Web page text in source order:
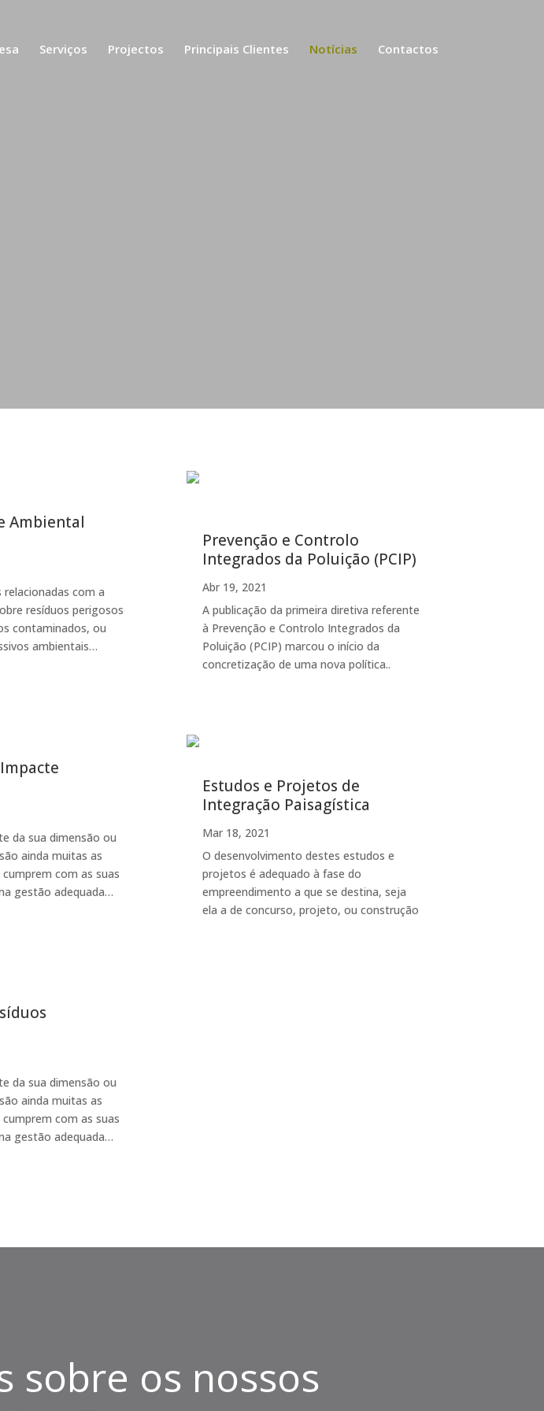
Serviços Projectos Principais Clientes Notícias Contactos
Ambiental
com a
resíduos perigosos
contaminados, ou
ambientais…
da sua dimensão ou
ainda muitas as
com as suas
gestão adequada…
da sua dimensão ou
ainda muitas as
com as suas
gestão adequada…
Prevenção e Controlo
Integrados da Poluição (PCIP)
Abr 19, 2021
A publicação da primeira diretiva referente
à Prevenção e Controlo Integrados da
Poluição (PCIP) marcou o início da
concretização de uma nova política..
Estudos e Projetos de
Integração Paisagística
Mar 18, 2021
O desenvolvimento destes estudos e
projetos é adequado à fase do
empreendimento a que se destina, seja
ela a de concurso, projeto, ou construção
sobre os nossos